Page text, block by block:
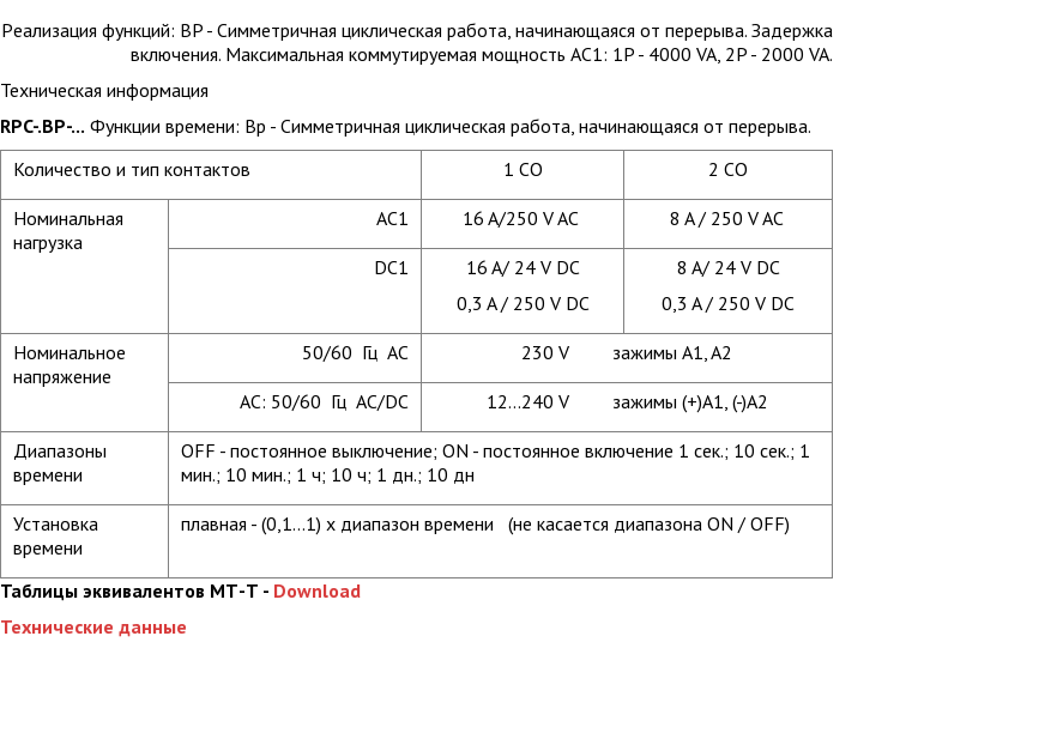
Pеализация функций: BP - Симметричная циклическая работа, начинающаяся от перерыва. Задержка
включения. Максимальная коммутируемая мощность AC1: 1P - 4000 VA, 2P - 2000 VA.
Техническая информация
RPC-.BP-... Функции времени: Bp - Симметричная циклическая работа, начинающаяся от перерыва.
Количество и тип контактов
1 CO 2 CO
Номинальная
нагрузка
AC1 16 A/250 V AC 8 A / 250 V AC
DC1
16 A/ 24 V DC
0,3 A / 250 V DC
8 A/ 24 V DC
0,3 A / 250 V DC
Номинальное
напряжение
50/60 Гц AC 230 V зажимы A1, A2
AC: 50/60 Гц AC/DC 12...240 V зажимы (+)A1, (-)A2
Диапазоны
времени
OFF - постоянное выключение; ON - постоянное включение 1 сек.; 10 сек.; 1
мин.; 10 мин.; 1 ч; 10 ч; 1 дн.; 10 дн
Установка
времени
плавная - (0,1...1) x диапазон времени (не касается диапазона ON / OFF)
Таблицы эквивалентов МТ-Т - Download
Технические данные